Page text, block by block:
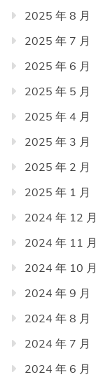
2025 年 8 月
2025 年 7 月
2025 年 6 月
2025 年 5 月
2025 年 4 月
2025 年 3 月
2025 年 2 月
2025 年 1 月
2024 年 12 月
2024 年 11 月
2024 年 10 月
2024 年 9 月
2024 年 8 月
2024 年 7 月
2024 年 6 月